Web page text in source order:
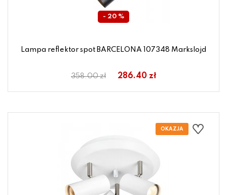
- 20 %
Lampa reflektor spot BARCELONA 107348 Markslojd
358.00 zł 286.40 zł